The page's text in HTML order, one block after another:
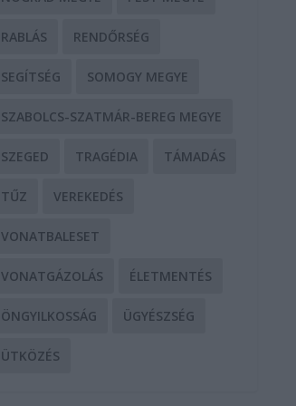
RABLÁS RENDŐRSÉG
SEGÍTSÉG SOMOGY MEGYE
SZABOLCS-SZATMÁR-BEREG MEGYE
SZEGED TRAGÉDIA TÁMADÁS
TŰZ VEREKEDÉS
VONATBALESET
VONATGÁZOLÁS ÉLETMENTÉS
ÖNGYILKOSSÁG ÜGYÉSZSÉG
ÜTKÖZÉS